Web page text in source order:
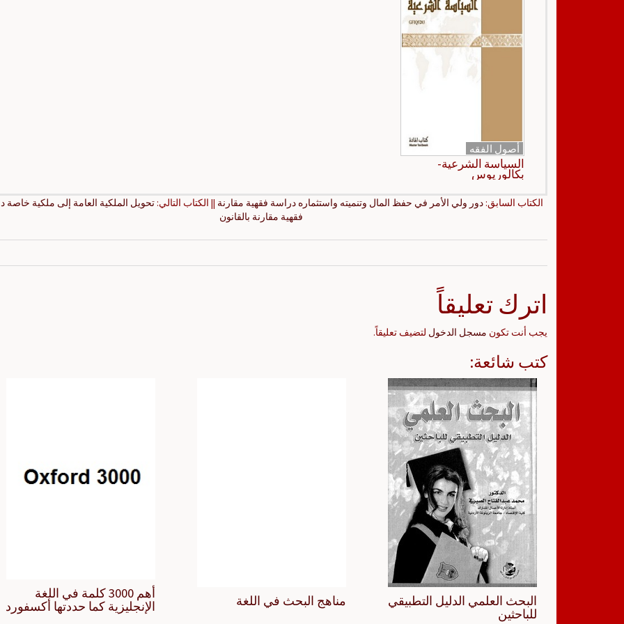
أصول الفقه
السياسة الشرعية-
بكالوريوس
الكتاب السابق: دور ولي الأمر في حفظ المال وتنميته واستثماره دراسة فقهية مقارنة || الكتاب التالي: تحويل الملكية العامة إلى ملكية خاصة
فقهية مقارنة بالقانون
اترك تعليقاً
يجب أنت تكون مسجل الدخول لتضيف تعليقاً.
كتب شائعة:
أهم 3000 كلمة في اللغة
الإنجليزية كما حددتها أكسفورد
مناهج البحث في اللغة
البحث العلمي الدليل التطبيقي
للباحثين